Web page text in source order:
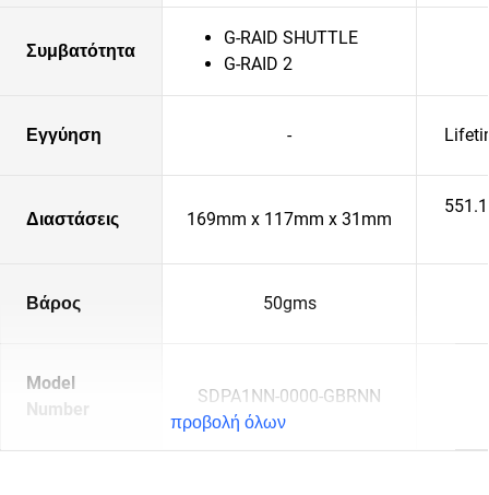
Συμβατότητα
G-RAID SHUTTLE
G-RAID 2
Εγγύηση -
Διαστάσεις 169mm x 117mm x 31mm
Βάρος 50gms
Model
Number
SDPA1NN-0000-GBRNN
προβολή όλων